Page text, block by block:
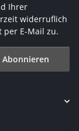
Ihrer
widerruflich
E-Mail zu.
Abonnieren